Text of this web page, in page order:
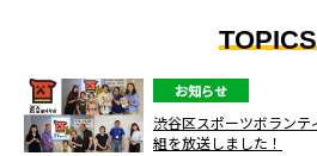
TOPICS
お知らせ
渋谷区スポーツボランテ
組を放送しました！